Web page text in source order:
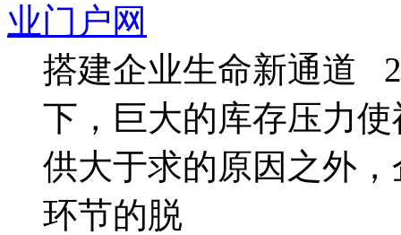
业门户网
搭建企业生命新通道
下，巨大的库存压力
供大于求的原因之外
环节的脱